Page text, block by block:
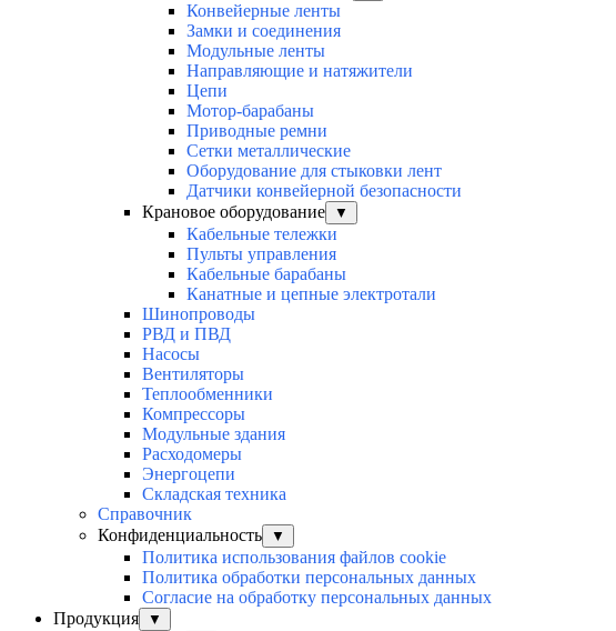
Конвейерные ленты
Замки и соединения
Модульные ленты
Направляющие и натяжители
Цепи
Мотор-барабаны
Приводные ремни
Сетки металлические
Оборудование для стыковки лент
Датчики конвейерной безопасности
Крановое оборудование
▼
Кабельные тележки
Пульты управления
Кабельные барабаны
Канатные и цепные электротали
Шинопроводы
РВД и ПВД
Насосы
Вентиляторы
Теплообменники
Компрессоры
Модульные здания
Расходомеры
Энергоцепи
Складская техника
Справочник
Конфиденциальность
▼
Политика использования файлов cookie
Политика обработки персональных данных
Согласие на обработку персональных данных
Продукция
▼